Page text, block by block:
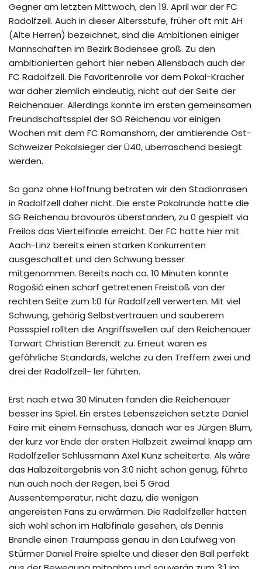
Gegner am letzten Mittwoch, den 19. April war der FC
Radolfzell. Auch in dieser Altersstufe, früher oft mit AH
(Alte Herren) bezeichnet, sind die Ambitionen einiger
Mannschaften im Bezirk Bodensee groß. Zu den
ambitionierten gehört hier neben Allensbach auch der
FC Radolfzell. Die Favoritenrolle vor dem Pokal-Kracher
war daher ziemlich eindeutig, nicht auf der Seite der
Reichenauer. Allerdings konnte im ersten gemeinsamen
Freundschaftsspiel der SG Reichenau vor einigen
Wochen mit dem FC Romanshorn, der amtierende Ost-
Schweizer Pokalsieger der Ü40, überraschend besiegt
werden.
So ganz ohne Hoffnung betraten wir den Stadionrasen
in Radolfzell daher nicht. Die erste Pokalrunde hatte die
SG Reichenau bravourös überstanden, zu 0 gespielt via
Freilos das Viertelfinale erreicht. Der FC hatte hier mit
Aach-Linz bereits einen starken Konkurrenten
ausgeschaltet und den Schwung besser
mitgenommen. Bereits nach ca. 10 Minuten konnte
Rogošić einen scharf getretenen Freistoß von der
rechten Seite zum 1:0 für Radolfzell verwerten. Mit viel
Schwung, gehörig Selbstvertrauen und sauberem
Passspiel rollten die Angriffswellen auf den Reichenauer
Torwart Christian Berendt zu. Erneut waren es
gefährliche Standards, welche zu den Treffern zwei und
drei der Radolfzell- ler führten.
Erst nach etwa 30 Minuten fanden die Reichenauer
besser ins Spiel. Ein erstes Lebenszeichen setzte Daniel
Feire mit einem Fernschuss, danach war es Jürgen Blum,
der kurz vor Ende der ersten Halbzeit zweimal knapp am
Radolfzeller Schlussmann Axel Kunz scheiterte. Als wäre
das Halbzeitergebnis von 3:0 nicht schon genug, führte
nun auch noch der Regen, bei 5 Grad
Aussentemperatur, nicht dazu, die wenigen
angereisten Fans zu erwärmen. Die Radolfzeller hatten
sich wohl schon im Halbfinale gesehen, als Dennis
Brendle einen Traumpass genau in den Laufweg von
Stürmer Daniel Freire spielte und dieser den Ball perfekt